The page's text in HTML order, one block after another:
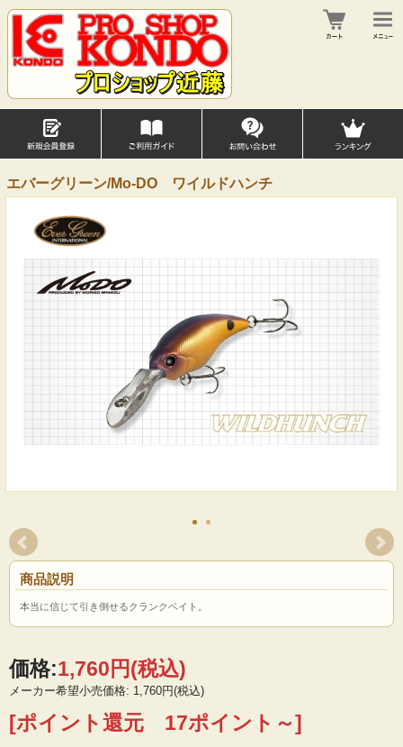
エバーグリーン/Mo-DO ワイルドハンチ
商品説明
本当に信じて引き倒せるクランクベイト。
価格:1,760円(税込)
メーカー希望小売価格: 1,760円(税込)
[ポイント還元 17ポイント～]